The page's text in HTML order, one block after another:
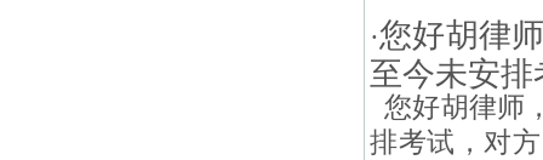
·您好胡律
至今未安排
您好胡律师
排考试，对